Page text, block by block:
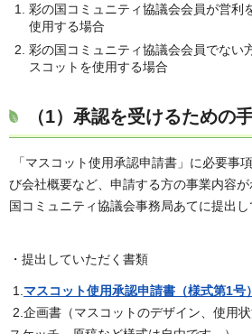
彩の国コミュニティ協議会会員が営利
使用する場合
彩の国コミュニティ協議会会員でない
スコットを使用する場合
（1）承認を受けるための
「マスコット使用承認申請書」に必要事
び会社概要など、申請する方の事業内容
国コミュニティ協議会事務局あてに提出し
・提出していただく書類
1.マスコット使用承認申請書（様式第1号）
2.企画書（マスコットのデザイン、使用